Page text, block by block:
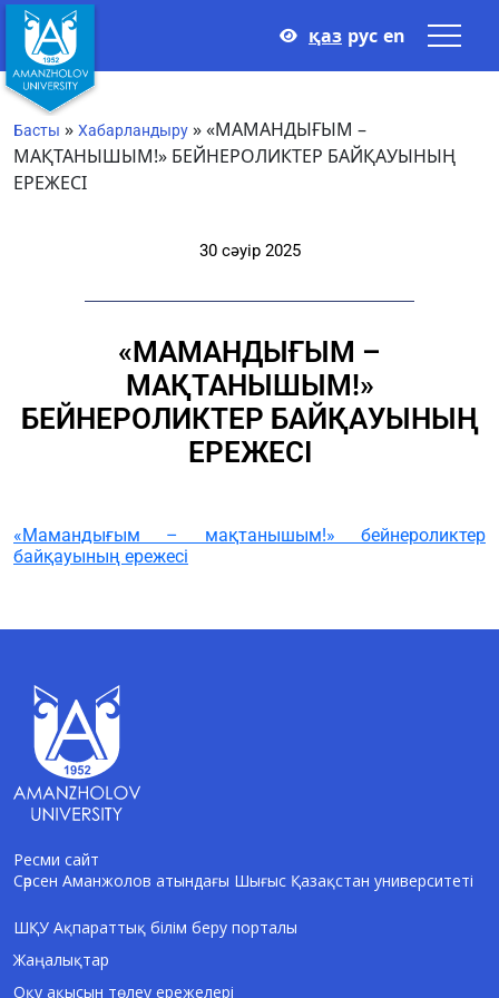
қаз рус en
Басты » Хабарландыру »«МАМАНДЫҒЫМ –
МАҚТАНЫШЫМ!» БЕЙНЕРОЛИКТЕР БАЙҚАУЫНЫҢ
ЕРЕЖЕСІ
30 сәуір 2025
«МАМАНДЫҒЫМ –
МАҚТАНЫШЫМ!»
БЕЙНЕРОЛИКТЕР БАЙҚАУЫНЫҢ
ЕРЕЖЕСІ
«Мамандығым – мақтанышым!» бейнероликтер
байқауының ережесі
Ресми сайт
Сәрсен Аманжолов атындағы Шығыс Қазақстан университеті
ШҚУ Ақпараттық білім беру порталы
Жаңалықтар
Оқу ақысын төлеу ережелері
AI-Talapker
Сәлем! Мен AI-Talapker — Сәрсен
Аманжолов атындағы Шығыс Қазақстан